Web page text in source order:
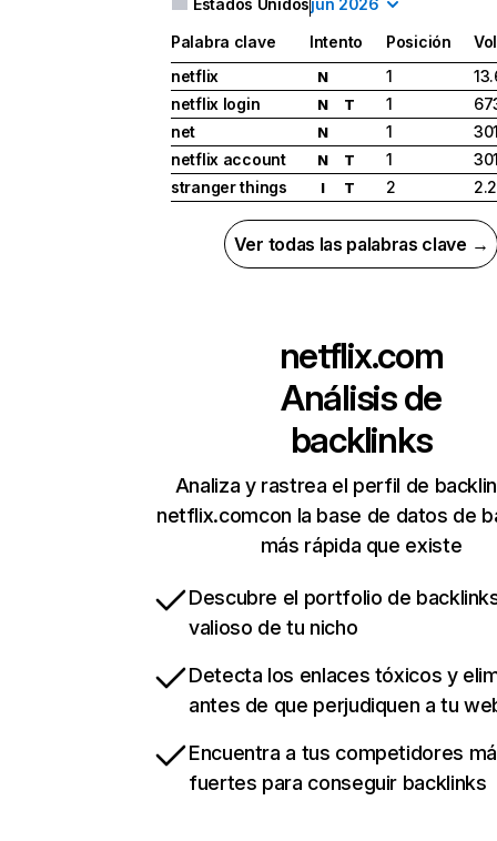
Estados Unidosjun 2026
Palabra clave Intento Posición
netflix
N 1
netflix login
N T 1
net
N 1
netflix account
N T 1
stranger things
I T 2
Ver todas las palabras clave →
netflix.com
Análisis de
backlinks
Analiza y rastrea el perfil de
netflix.comcon la base de datos de
más rápida que existe
Descubre el portfolio de
valioso de tu nicho
Detecta los enlaces tóxicos y
antes de que perjudiquen a tu
Encuentra a tus competidores
fuertes para conseguir backlinks